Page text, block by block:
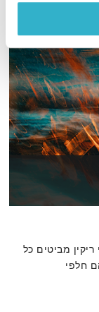
מביטים כל
חלפי